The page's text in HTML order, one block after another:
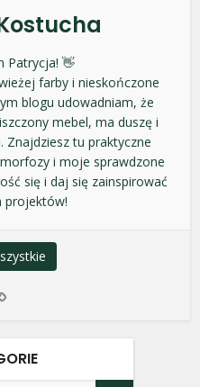
Patrycja! 👋
farby i nieskończone
blogu udowadniam, że
mebel, ma duszę i
Znajdziesz tu praktyczne
i moje sprawdzone
się i daj się zainspirować
projektów!